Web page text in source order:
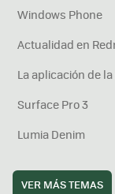
Windows Phone
Actualidad en
La aplicación de
Surface Pro 3
Lumia Denim
VER MÁS TEMAS